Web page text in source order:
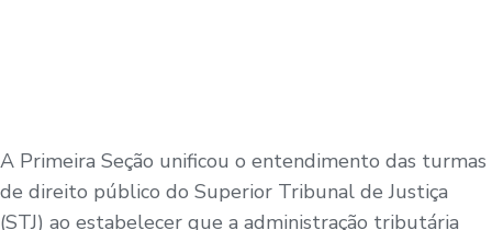
A Primeira Seção unificou o entendimento das turmas
de direito público do Superior Tribunal de Justiça
(STJ) ao estabelecer que a administração tributária